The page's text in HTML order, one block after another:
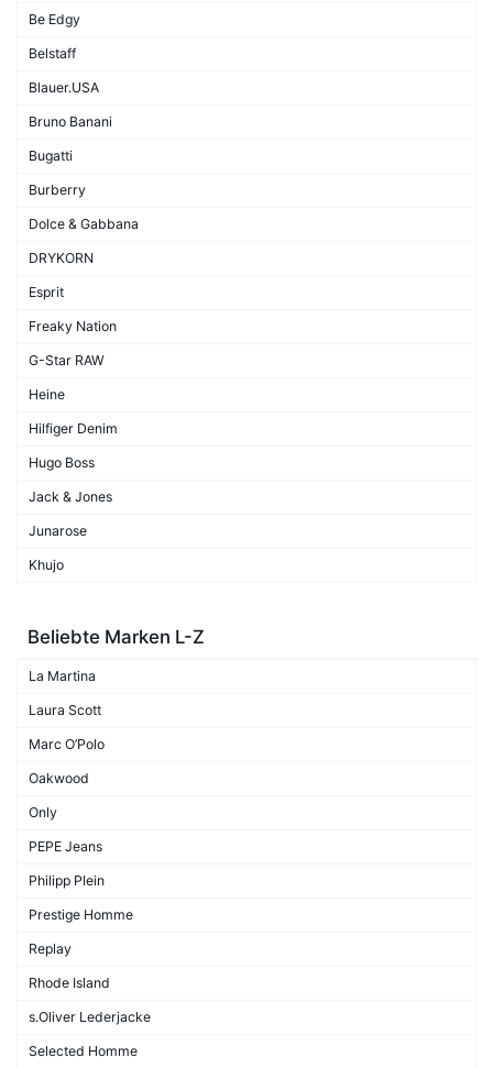
Be Edgy
Belstaff
Blauer.USA
Bruno Banani
Bugatti
Burberry
Dolce & Gabbana
DRYKORN
Esprit
Freaky Nation
G-Star RAW
Heine
Hilfiger Denim
Hugo Boss
Jack & Jones
Junarose
Khujo
Beliebte Marken L-Z
La Martina
Laura Scott
Marc O’Polo
Oakwood
Only
PEPE Jeans
Philipp Plein
Prestige Homme
Replay
Rhode Island
s.Oliver Lederjacke
Selected Homme